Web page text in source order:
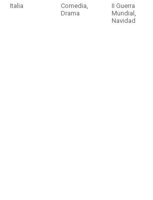
Italia Comedia,
Drama
II Guerra
Mundial ,
Navidad